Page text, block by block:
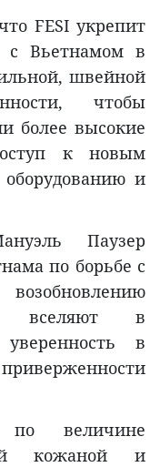
FESI укрепит
с Вьетнамом в
швейной
чтобы
более высокие
к новым
и
Паузер
по борьбе с
вселяют в
уверенность в
величине
кожаной и